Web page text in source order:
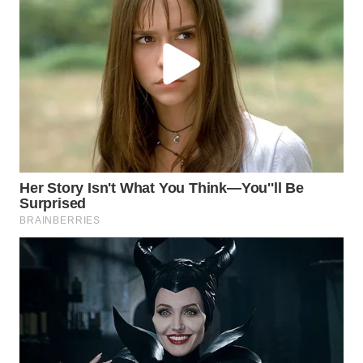
WN
PRIANGAN
TIMUR
SEMARANG
WN
BOROBUDUR
MADURA
SURABAYA